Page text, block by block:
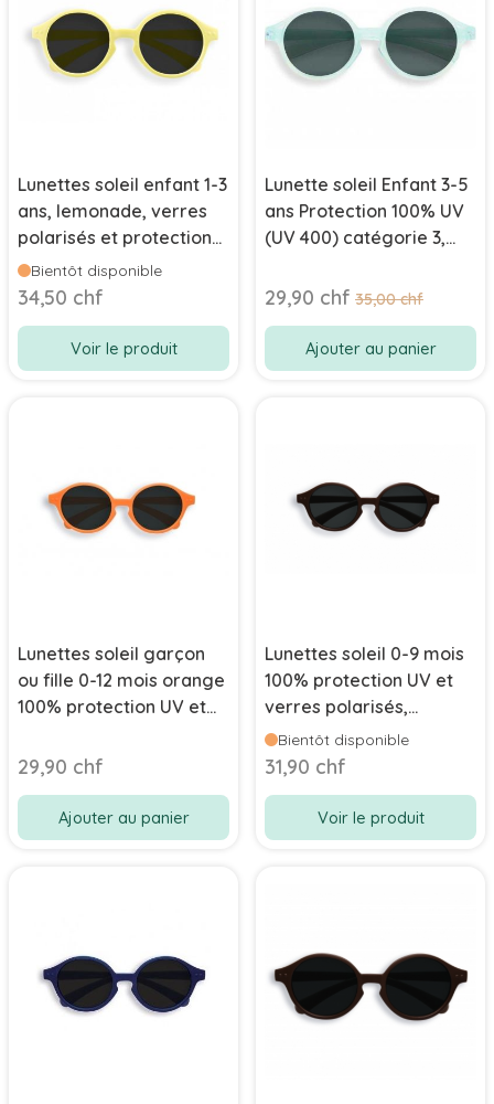
Lunettes soleil enfant 1-3
ans, lemonade, verres
polarisés et protection
UV, Izipizi
Bientôt disponible
34,50 chf
Voir le produit
Lunette soleil Enfant 3-5
ans Protection 100% UV
(UV 400) catégorie 3,
Prix Spécial
29,90 chf Prix normal
35,00 chf
Ajouter au panier
Lunettes soleil garçon
ou fille 0-12 mois orange
100% protection UV et
29,90 chf
Ajouter au panier
Lunettes soleil 0-9 mois
100% protection UV et
verres polarisés,
chocolat Izipizi
Bientôt disponible
31,90 chf
Voir le produit